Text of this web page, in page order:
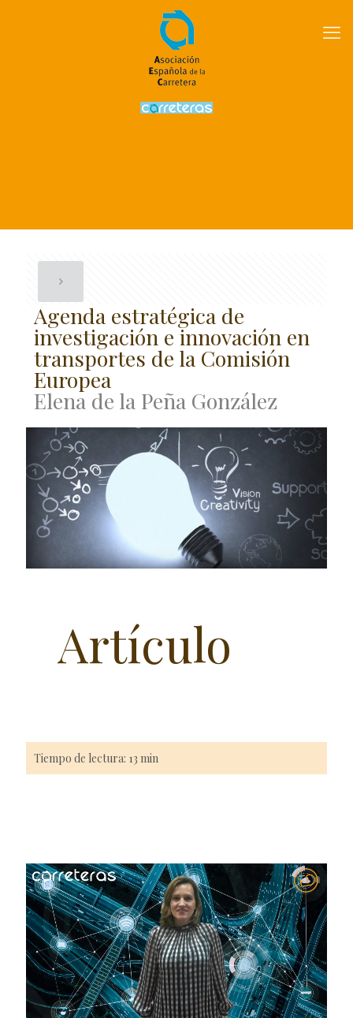
Agenda estratégica de
investigación e innovación en
transportes de la Comisión
Europea
Elena de la Peña González
Artículo
Tiempo de lectura: 13 min